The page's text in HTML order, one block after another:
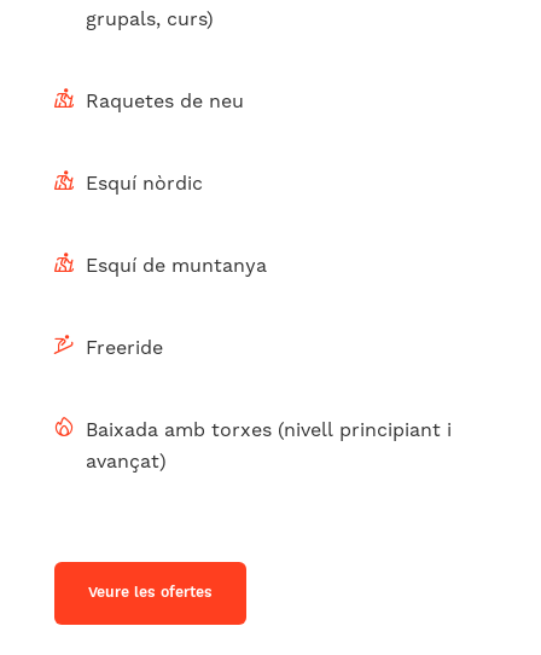
grupals, curs)
Raquetes de neu
Esquí nòrdic
Esquí de muntanya
Freeride
Baixada amb torxes (nivell principiant i
avançat)
Veure les ofertes